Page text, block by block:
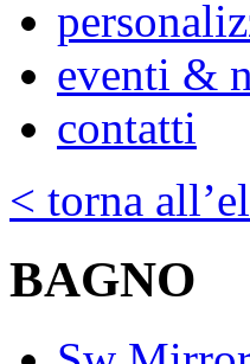
eventi &
contatti
< torna
BAGNO